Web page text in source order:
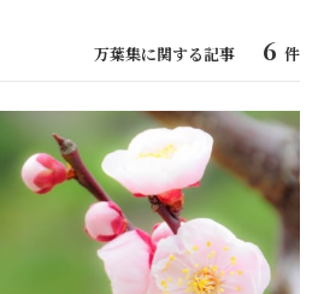
万葉集に関する記事 6 件